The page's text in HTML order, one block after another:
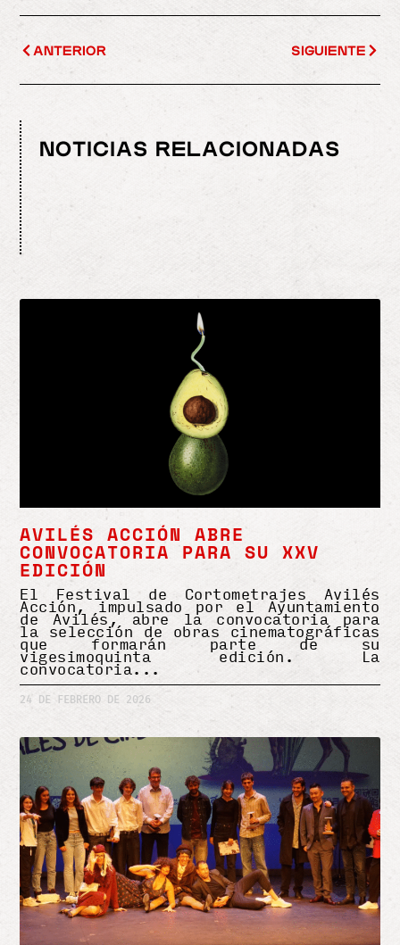
ANTERIOR SIGUIENTE
NOTICIAS RELACIONADAS
AVILÉS ACCIÓN ABRE
CONVOCATORIA PARA SU XXV
EDICIÓN
El Festival de Cortometrajes Avilés
Acción, impulsado por el Ayuntamiento
de Avilés, abre la convocatoria para
la selección de obras cinematográficas
que formarán parte de su
vigesimoquinta edición. La
convocatoria
24 DE FEBRERO DE 2026